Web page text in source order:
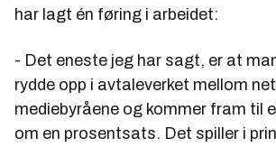
har lagt én føring i arbeidet:
- Det eneste jeg har sagt, er at
rydde opp i avtaleverket mellom
mediebyråene og kommer fram til
om en prosentsats. Det spiller i